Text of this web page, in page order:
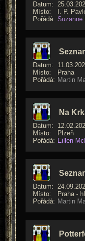
Datum:
Místo:
I. P.
Pořádá: Suzanne
Datum:
Místo:
Praha
Pořádá: Martin
Na
Datum:
Místo:
Plzeň
Pořádá: Eillen
Datum:
Místo:
Praha -
Pořádá: Martin